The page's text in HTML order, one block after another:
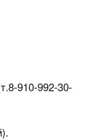
910-992-30-